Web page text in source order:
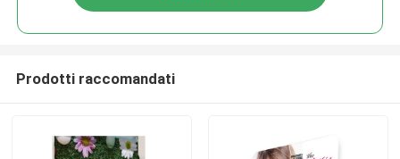
Prodotti raccomandati